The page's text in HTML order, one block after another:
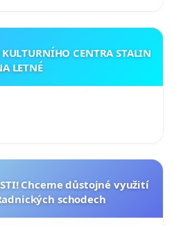
CENTRA STALIN
LETNÉ
Chceme důstojné využití
schodech